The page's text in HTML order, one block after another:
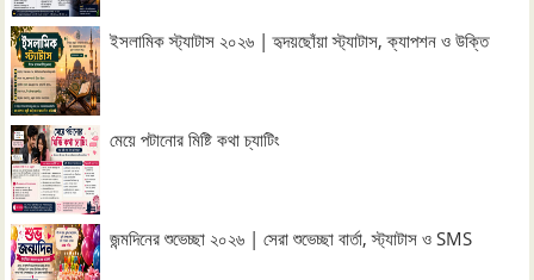
ইসলামিক স্ট্যাটাস ২০২৬ | হৃদয়ছোঁয়া স্ট্যাটাস, ক্যাপশন ও উক্তি
মেয়ে পটানোর মিষ্টি কথা চ্যাটিং
জন্মদিনের শুভেচ্ছা ২০২৬ | সেরা শুভেচ্ছা বার্তা, স্ট্যাটাস ও SMS